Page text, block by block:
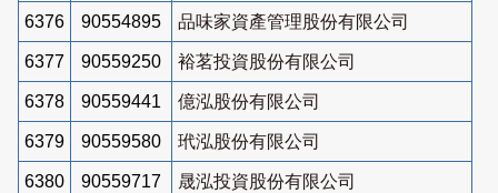
6376 90554895 品味家資產管理股份有限公司
6377 90559250 裕茗投資股份有限公司
6378 90559441 億泓股份有限公司
6379 90559580 玳泓股份有限公司
6380 90559717 晟泓投資股份有限公司